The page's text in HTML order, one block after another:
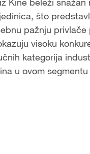
što
pažnju
visoku
kategorija
u ovom